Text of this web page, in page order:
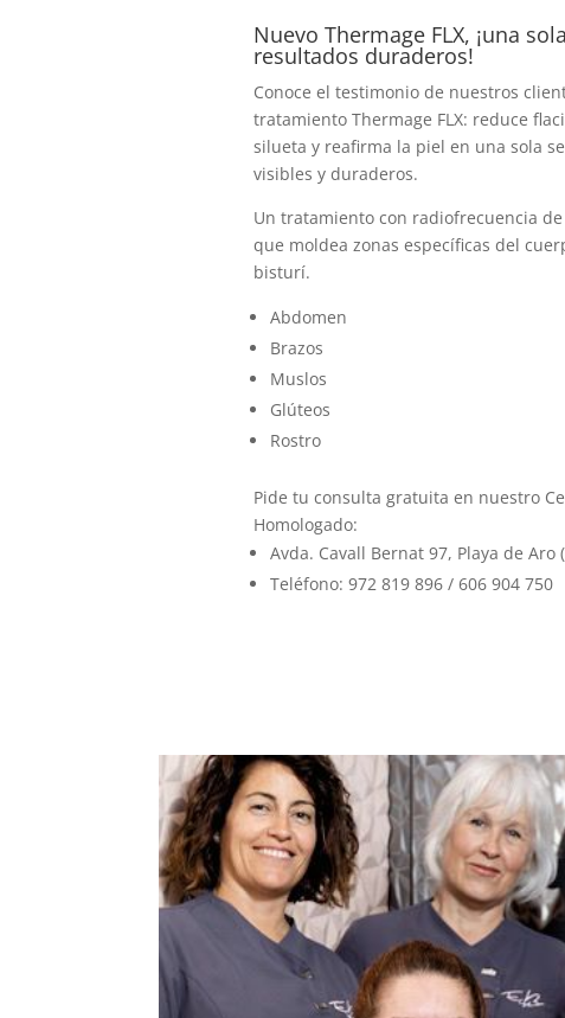
Nuevo Thermage FLX, ¡una
resultados duraderos!
Conoce el testimonio de nuestros
tratamiento Thermage FLX: reduce
silueta y reafirma la piel en una sola
visibles y duraderos.
Un tratamiento con radiofrecuencia
que moldea zonas específicas del
bisturí.
Abdomen
Brazos
Muslos
Glúteos
Rostro
Pide tu consulta gratuita en nuestro
Homologado:
Avda. Cavall Bernat 97, Playa de Aro
Teléfono: 972 819 896 / 606 904 750